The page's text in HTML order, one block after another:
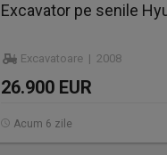
Excavator pe senile
Excavatoare | 2008
26.900 EUR
Acum 6 zile